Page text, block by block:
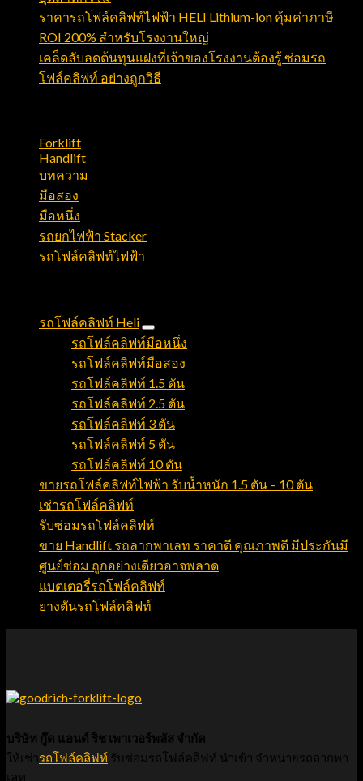
ราคารถโฟล์คลิฟท์ไฟฟ้า HELI Lithium-ion คุ้มค่าภาษี
ROI 200% สำหรับโรงงานใหญ่
เคล็ดลับลดต้นทุนแฝงที่เจ้าของโรงงานต้องรู้ ซ่อมรถ
โฟล์คลิฟท์ อย่างถูกวิธี
Forklift
Handlift
บทความ
มือสอง
มือหนึ่ง
รถยกไฟฟ้า Stacker
รถโฟล์คลิฟท์ไฟฟ้า
รถโฟล์คลิฟท์ Heli
รถโฟล์คลิฟท์มือหนึ่ง
รถโฟล์คลิฟท์มือสอง
รถโฟล์คลิฟท์ 1.5 ตัน
รถโฟล์คลิฟท์ 2.5 ตัน
รถโฟล์คลิฟท์ 3 ตัน
รถโฟล์คลิฟท์ 5 ตัน
รถโฟล์คลิฟท์ 10 ตัน
ขายรถโฟล์คลิฟท์ไฟฟ้า รับน้ำหนัก 1.5 ตัน – 10 ตัน
เช่ารถโฟล์คลิฟท์
รับซ่อมรถโฟล์คลิฟท์
ขาย Handlift รถลากพาเลท ราคาดี คุณภาพดี มีประกันมี
ศูนย์ซ่อม ถูกอย่างเดียวอาจพลาด
แบตเตอรี่รถโฟล์คลิฟท์
ยางตันรถโฟล์คลิฟท์
บริษัท กู๊ด แอนด์ ริช เพาเวอร์พลัส จำกัด
ให้เช่ารถโฟล์คลิฟท์ รับซ่อมรถโฟล์คลิฟท์ นำเข้า จำหน่ายรถลากพา
เลท